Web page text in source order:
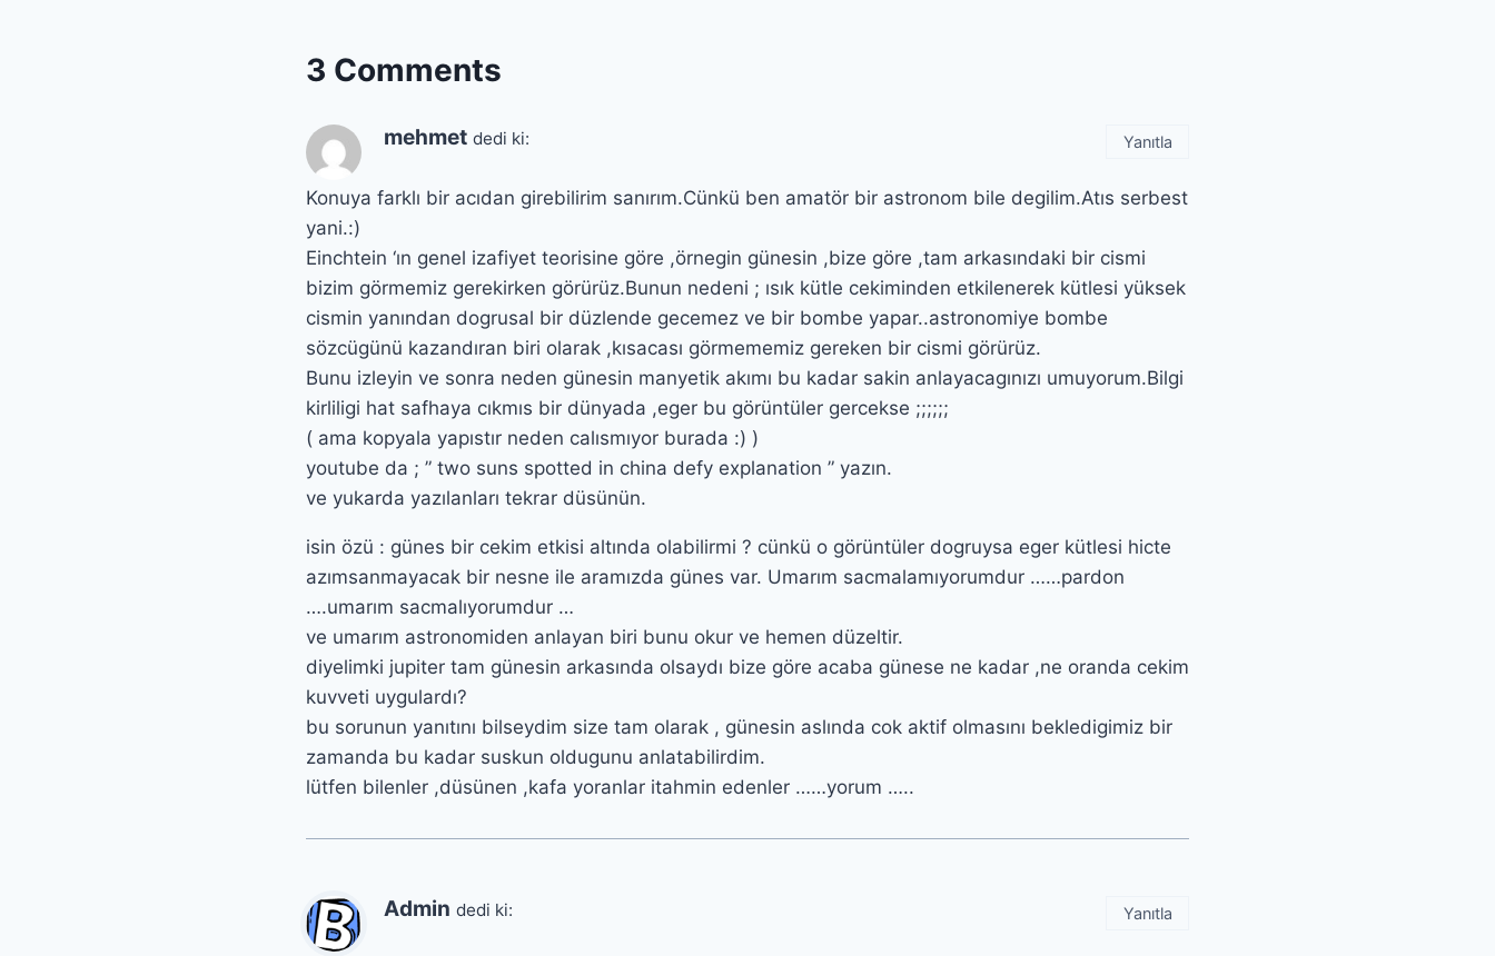
3 Comments
mehmet dedi ki:
Konuya farklı bir acıdan girebilirim sanırım.Cünkü ben amatör bir astronom bile degilim.Atıs serbest
yani.:)
Einchtein ‘ın genel izafiyet teorisine göre ,örnegin günesin ,bize göre ,tam arkasındaki bir cismi
bizim görmemiz gerekirken görürüz.Bunun nedeni ; ısık kütle cekiminden etkilenerek kütlesi yüksek
cismin yanından dogrusal bir düzlende gecemez ve bir bombe yapar..astronomiye bombe
sözcügünü kazandıran biri olarak ,kısacası görmememiz gereken bir cismi görürüz.
Bunu izleyin ve sonra neden günesin manyetik akımı bu kadar sakin anlayacagınızı umuyorum.Bilgi
kirliligi hat safhaya cıkmıs bir dünyada ,eger bu görüntüler gercekse ;;;;;;
( ama kopyala yapıstır neden calısmıyor burada :) )
youtube da ; ” two suns spotted in china defy explanation ” yazın.
ve yukarda yazılanları tekrar düsünün.
isin özü : günes bir cekim etkisi altında olabilirmi ? cünkü o görüntüler dogruysa eger kütlesi hicte
azımsanmayacak bir nesne ile aramızda günes var. Umarım sacmalamıyorumdur ……pardon
….umarım sacmalıyorumdur …
ve umarım astronomiden anlayan biri bunu okur ve hemen düzeltir.
diyelimki jupiter tam günesin arkasında olsaydı bize göre acaba günese ne kadar ,ne oranda cekim
kuvveti uygulardı?
bu sorunun yanıtını bilseydim size tam olarak , günesin aslında cok aktif olmasını bekledigimiz bir
zamanda bu kadar suskun oldugunu anlatabilirdim.
lütfen bilenler ,düsünen ,kafa yoranlar itahmin edenler ……yorum …..
Yanıtla
Admin dedi ki: Yanıtla